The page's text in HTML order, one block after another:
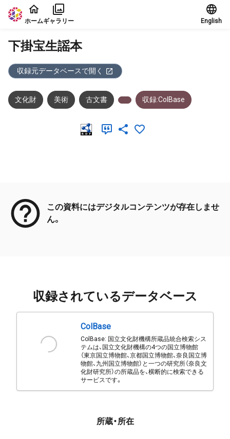
本文に飛ぶ
ホームギャラリー English
下掛宝生謡本
収録元データベースで開く
文化財 美術 古文書 収録:ColBase
この資料にはデジタルコンテンツが存在しませ
ん。
収録されているデータベース
ColBase
ColBase: 国立文化財機構所蔵品統合検索シス
テムは、国立文化財機構の4つの国立博物館
（東京国立博物館、京都国立博物館、奈良国立博
物館、九州国立博物館）と一つの研究所（奈良文
化財研究所）の所蔵品を、横断的に検索できる
サービスです。
所蔵・所在